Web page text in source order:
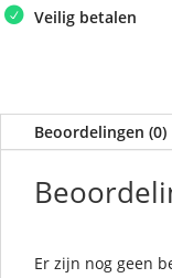
Veilig betalen
Beoordelingen (0)
Er zijn nog geen